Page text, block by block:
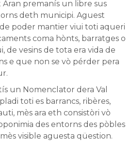
premanís un libre sus
deth municipi. Aguest
poder mantier viui toti aqueri
coma hònts, barratges o
de vesins de tota era vida de
e que non se vò pérder pera
un Nomenclator dera Val
toti es barrancs, ribères,
mès ara eth consistòri vò
des entorns des pòbles
visible aguesta qüestion.